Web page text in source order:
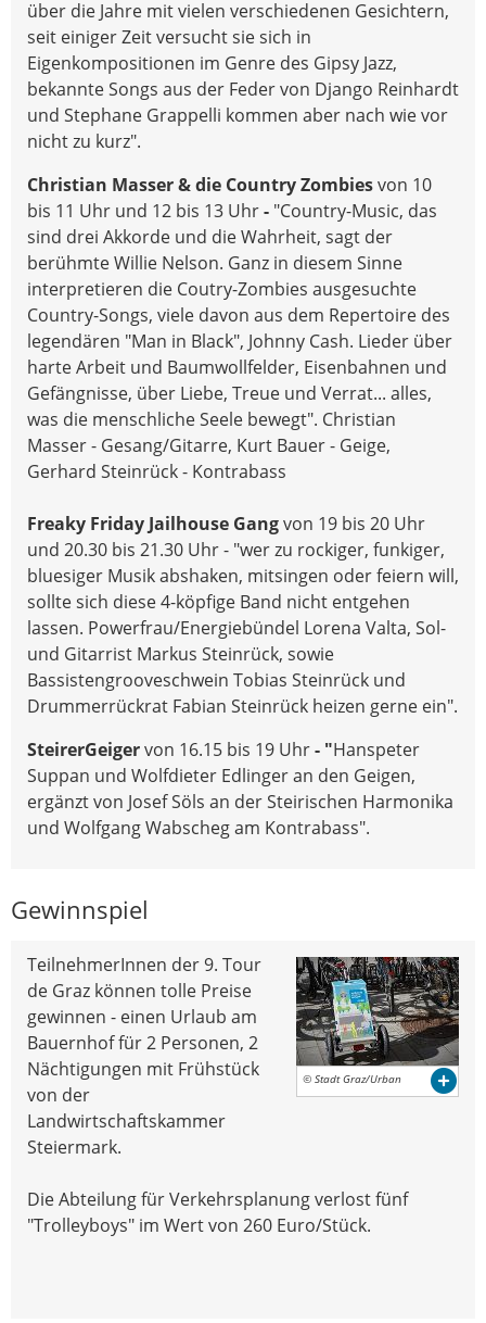
über die Jahre mit vielen verschiedenen Gesichtern,
seit einiger Zeit versucht sie sich in
Eigenkompositionen im Genre des Gipsy Jazz,
bekannte Songs aus der Feder von Django Reinhardt
und Stephane Grappelli kommen aber nach wie vor
nicht zu kurz".
Christian Masser & die Country Zombiesvon 10
bis 11 Uhr und 12 bis 13 Uhr- "Country-Music, das
sind drei Akkorde und die Wahrheit, sagt der
berühmte Willie Nelson. Ganz in diesem Sinne
interpretieren die Coutry-Zombies ausgesuchte
Country-Songs, viele davon aus dem Repertoire des
legendären "Man in Black", Johnny Cash. Lieder über
harte Arbeit und Baumwollfelder, Eisenbahnen und
Gefängnisse, über Liebe, Treue und Verrat... alles,
was die menschliche Seele bewegt". Christian
Masser - Gesang/Gitarre, Kurt Bauer - Geige,
Gerhard Steinrück - Kontrabass
Freaky Friday Jailhouse Gangvon 19 bis 20 Uhr
und 20.30 bis 21.30 Uhr - "wer zu rockiger, funkiger,
bluesiger Musik abshaken, mitsingen oder feiern will,
sollte sich diese 4-köpfige Band nicht entgehen
lassen. Powerfrau/Energiebündel Lorena Valta, Sol-
und Gitarrist Markus Steinrück, sowie
Bassistengrooveschwein Tobias Steinrück und
Drummerrückrat Fabian Steinrück heizen gerne ein".
SteirerGeigervon 16.15 bis 19 Uhr- "Hanspeter
Suppan und Wolfdieter Edlinger an den Geigen,
ergänzt von Josef Söls an der Steirischen Harmonika
und Wolfgang Wabscheg am Kontrabass".
Gewinnspiel
© Stadt Graz/Urban
TeilnehmerInnen der 9. Tour
de Graz können tolle Preise
gewinnen - einen Urlaub am
Bauernhof für 2 Personen, 2
Nächtigungen mit Frühstück
von der
Landwirtschaftskammer
Steiermark.
Die Abteilung für Verkehrsplanung verlost fünf
"Trolleyboys" im Wert von 260 Euro/Stück.